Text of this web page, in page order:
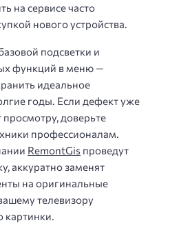
на сервисе часто
нового устройства.
подсветки и
функций в меню —
идеальное
годы. Если дефект уже
доверьте
профессионалам.
RemontGis проведут
аккуратно заменят
на оригинальные
телевизору
картинки.